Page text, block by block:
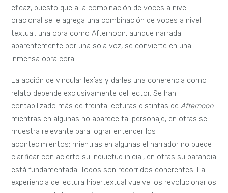
eficaz, puesto que a la combinación de voces a nivel
oracional se le agrega una combinación de voces a nivel
textual: una obra como Afternoon, aunque narrada
aparentemente por una sola voz, se convierte en una
inmensa obra coral.
La acción de vincular lexías y darles una coherencia como
relato depende exclusivamente del lector. Se han
contabilizado más de treinta lecturas distintas deAfternoon:
mientras en algunas no aparece tal personaje, en otras se
muestra relevante para lograr entender los
acontecimientos; mientras en algunas el narrador no puede
clarificar con acierto su inquietud inicial, en otras su paranoia
está fundamentada. Todos son recorridos coherentes. La
experiencia de lectura hipertextual vuelve los revolucionarios